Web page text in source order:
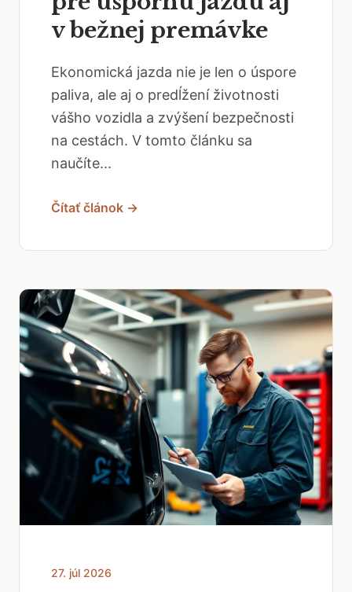
v bežnej premávke
Ekonomická jazda nie je len o úspore
paliva, ale aj o predĺžení životnosti
vášho vozidla a zvýšení bezpečnosti
na cestách. V tomto článku sa
naučíte...
Čítať článok →
27. júl 2026